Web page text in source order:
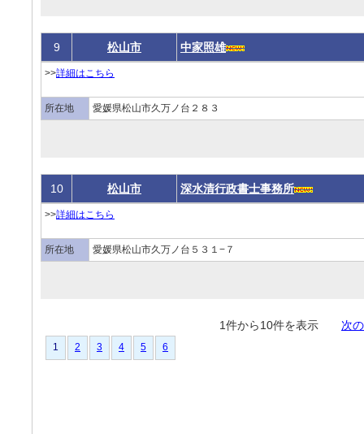
9 松山市 中家照雄
>>詳細はこちら
所在地 愛媛県松山市久万ノ台２８３
10 松山市 深水清行政書士事務所
>>詳細はこちら
所在地 愛媛県松山市久万ノ台５３１−７
1件から10件を表示 次
1 2 3 4 5 6